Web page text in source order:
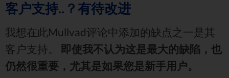
客户支持..？有待改进
我想在此Mullvad评论中添加的缺点之一是其
客户支持。
即使我不认为这是最大的缺陷，也
仍然很重要，尤其是如果您是新手用户。